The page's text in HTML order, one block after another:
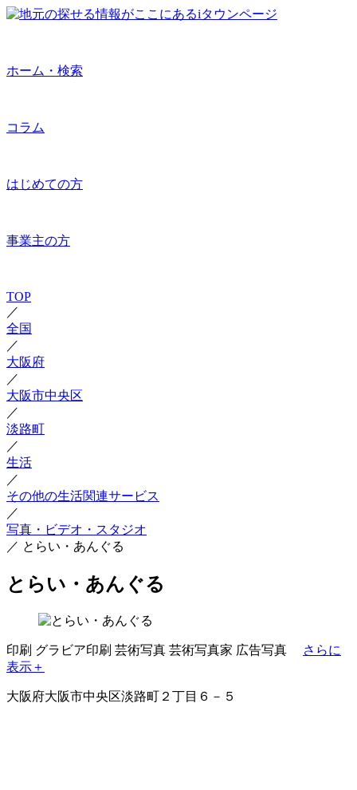
ホーム・検索
コラム
はじめての方
事業主の方
TOP
／
全国
／
大阪府
／
大阪市中央区
／
淡路町
／
生活
／
その他の生活関連サービス
／
写真・ビデオ・スタジオ
／ とらい・あんぐる
とらい・あんぐる
印刷 グラビア印刷 芸術写真 芸術写真家 広告写真
さらに
表示＋
大阪府大阪市中央区淡路町２丁目６－５